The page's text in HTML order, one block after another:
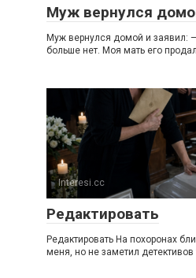
Муж вернулся
Муж вернулся домой и заявил:
больше нет. Моя мать его
Interesi.cc
Редактировать
Редактировать На похоронах
меня, но не заметил